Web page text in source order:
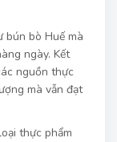
bò Huế mà
ngày. Kết
nguồn thực
mà vẫn đạt
thực phẩm